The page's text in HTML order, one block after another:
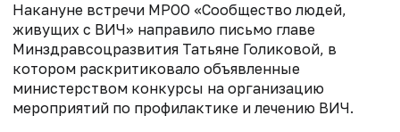
Накануне встречи МРОО «Сообщество людей,
живущих с ВИЧ» направило письмо главе
Минздравсоцразвития Татьяне Голиковой, в
котором раскритиковало объявленные
министерством конкурсы на организацию
мероприятий по профилактике и лечению ВИЧ.